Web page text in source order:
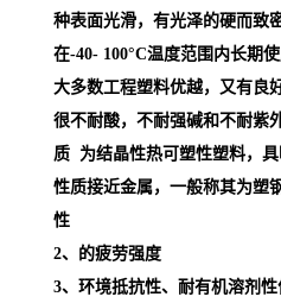
种表面光滑，有光泽的硬而致
在-40- 100°C温度范围内长期
大多数工程塑料优越，又有良
很不耐酸，不耐强碱和不耐紫
质 为结晶性热可塑性塑料，
性质接近金属，一般称其为塑
性
2、的疲劳强度
3、环境抵抗性、耐有机溶剂性